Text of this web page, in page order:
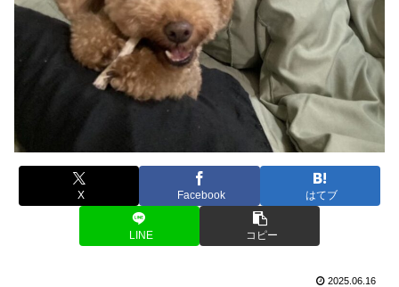
X Facebook はてブ
LINE コピー
2025.06.16